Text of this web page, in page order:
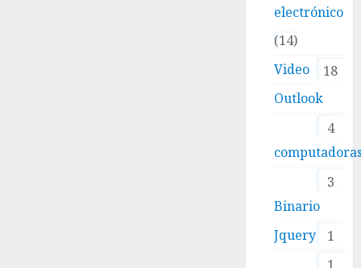
electrónico
14
Video
18
Outlook
4
3
Binario
1
Jquery